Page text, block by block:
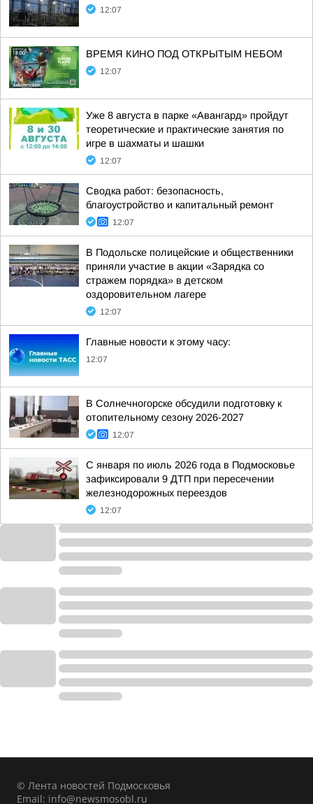
12:07
ВРЕМЯ КИНО ПОД ОТКРЫТЫМ НЕБОМ
12:07
Уже 8 августа в парке «Авангард» пройдут
теоретические и практические занятия по
игре в шахматы и шашки
12:07
Сводка работ: безопасность,
благоустройство и капитальный ремонт
12:07
В Подольске полицейские и общественники
приняли участие в акции «Зарядка со
стражем порядка» в детском
оздоровительном лагере
12:07
Главные новости к этому часу:
12:07
В Солнечногорске обсудили подготовку к
отопительному сезону 2026-2027
12:07
С января по июль 2026 года в Подмосковье
зафиксировали 9 ДТП при пересечении
железнодорожных переездов
12:07
© Лента новостей Подмосковья
Email: info@newsmosobl.ru